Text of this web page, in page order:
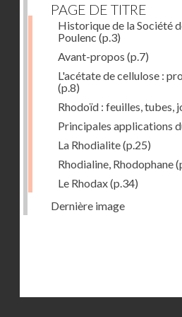
PAGE DE TITRE
Historique de la Société
Poulenc (p.3)
Avant-propos (p.7)
L'acétate de cellulose :
(p.8)
Rhodoïd : feuilles, tubes,
Principales applications
La Rhodialite(p.25)
Rhodialine, Rhodophane
Le Rhodax(p.34)
Dernière image